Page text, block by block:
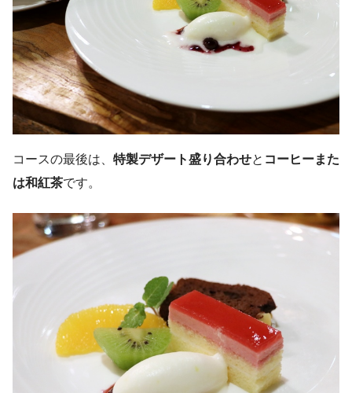
コースの最後は、 特製デザート盛り合わせと コーヒーまた
は和紅茶です。